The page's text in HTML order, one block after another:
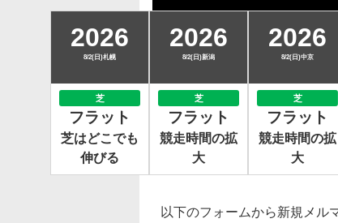
2026
8/2(日)札幌
芝
フラット
芝はどこでも
伸びる
2026
8/2(日)新潟
芝
フラット
競走時間の拡
大
2026
8/2(日)中京
芝
フラット
競走時間の拡
大
以下のフォームから新規メル